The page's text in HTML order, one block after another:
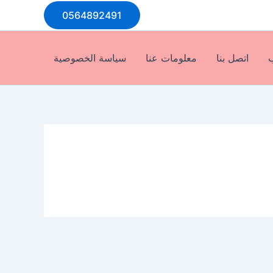
0564892491
اتصل بنا معلومات عنا سياسة الخصوصية